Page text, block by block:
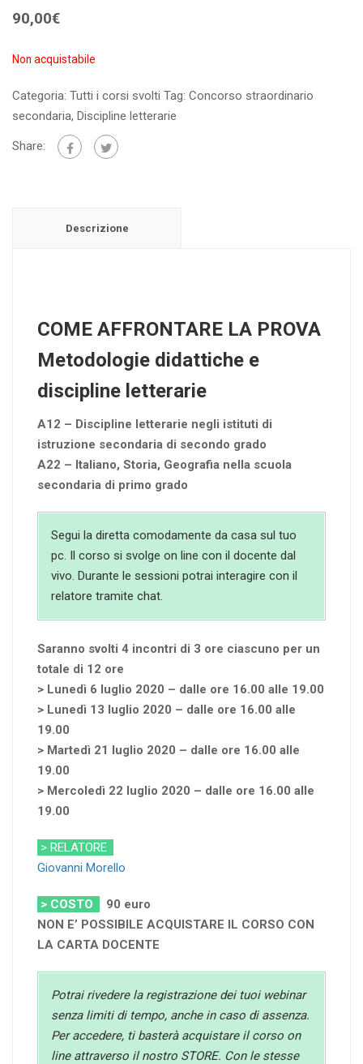
90,00€
Non acquistabile
Categoria: Tutti i corsi svolti Tag: Concorso straordinario
secondaria, Discipline letterarie
Share:
Descrizione
COME AFFRONTARE LA PROVA
Metodologie didattiche e
discipline letterarie
A12 – Discipline letterarie negli istituti di
istruzione secondaria di secondo grado
A22 – Italiano, Storia, Geografia nella scuola
secondaria di primo grado
Segui la diretta comodamente da casa sul tuo
pc. Il corso si svolge on line con il docente dal
vivo. Durante le sessioni potrai interagire con il
relatore tramite chat.
Saranno svolti 4 incontri di 3 ore ciascuno per un
totale di 12 ore
> Lunedì 6 luglio 2020 – dalle ore 16.00 alle 19.00
> Lunedì 13 luglio 2020 – dalle ore 16.00 alle
19.00
> Martedì 21 luglio 2020 – dalle ore 16.00 alle
19.00
> Mercoledì 22 luglio 2020 – dalle ore 16.00 alle
19.00
> RELATORE
Giovanni Morello
> COSTO
90 euro
NON E’ POSSIBILE ACQUISTARE IL CORSO CON
LA CARTA DOCENTE
Potrai rivedere la registrazione dei tuoi webinar
senza limiti di tempo, anche in caso di assenza.
Per accedere, ti basterà acquistare il corso on
line attraverso il nostro STORE. Con le stesse